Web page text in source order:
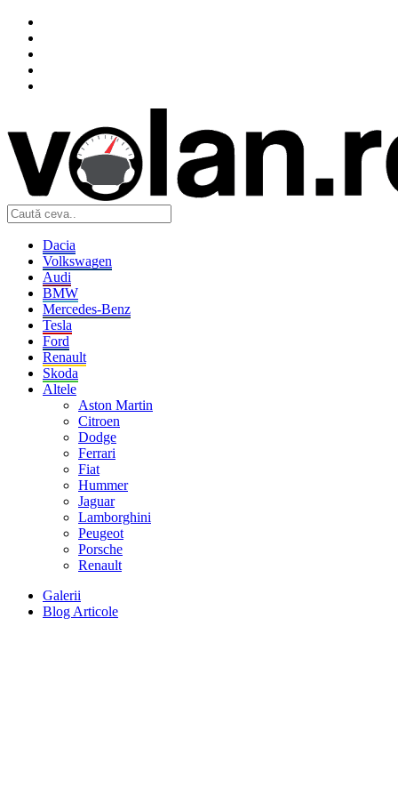
Dacia
Volkswagen
Audi
BMW
Mercedes-Benz
Tesla
Ford
Renault
Skoda
Altele
Aston Martin
Citroen
Dodge
Ferrari
Fiat
Hummer
Jaguar
Lamborghini
Peugeot
Porsche
Renault
Galerii
Blog Articole